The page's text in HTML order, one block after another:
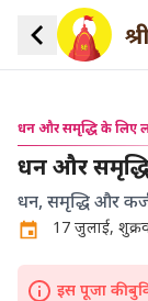
धन और समृद्धि के लिए
धन और समृद्धि
धन, समृद्धि और
17 जुलाई,
इस पूजा की